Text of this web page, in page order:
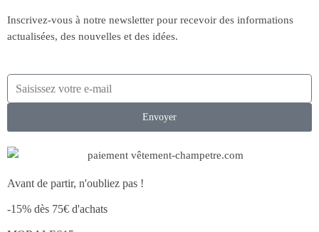
Inscrivez-vous à notre newsletter pour recevoir des informations
actualisées, des nouvelles et des idées.
Envoyer
Avant de partir, n'oubliez pas !
-15% dès 75€ d'achats